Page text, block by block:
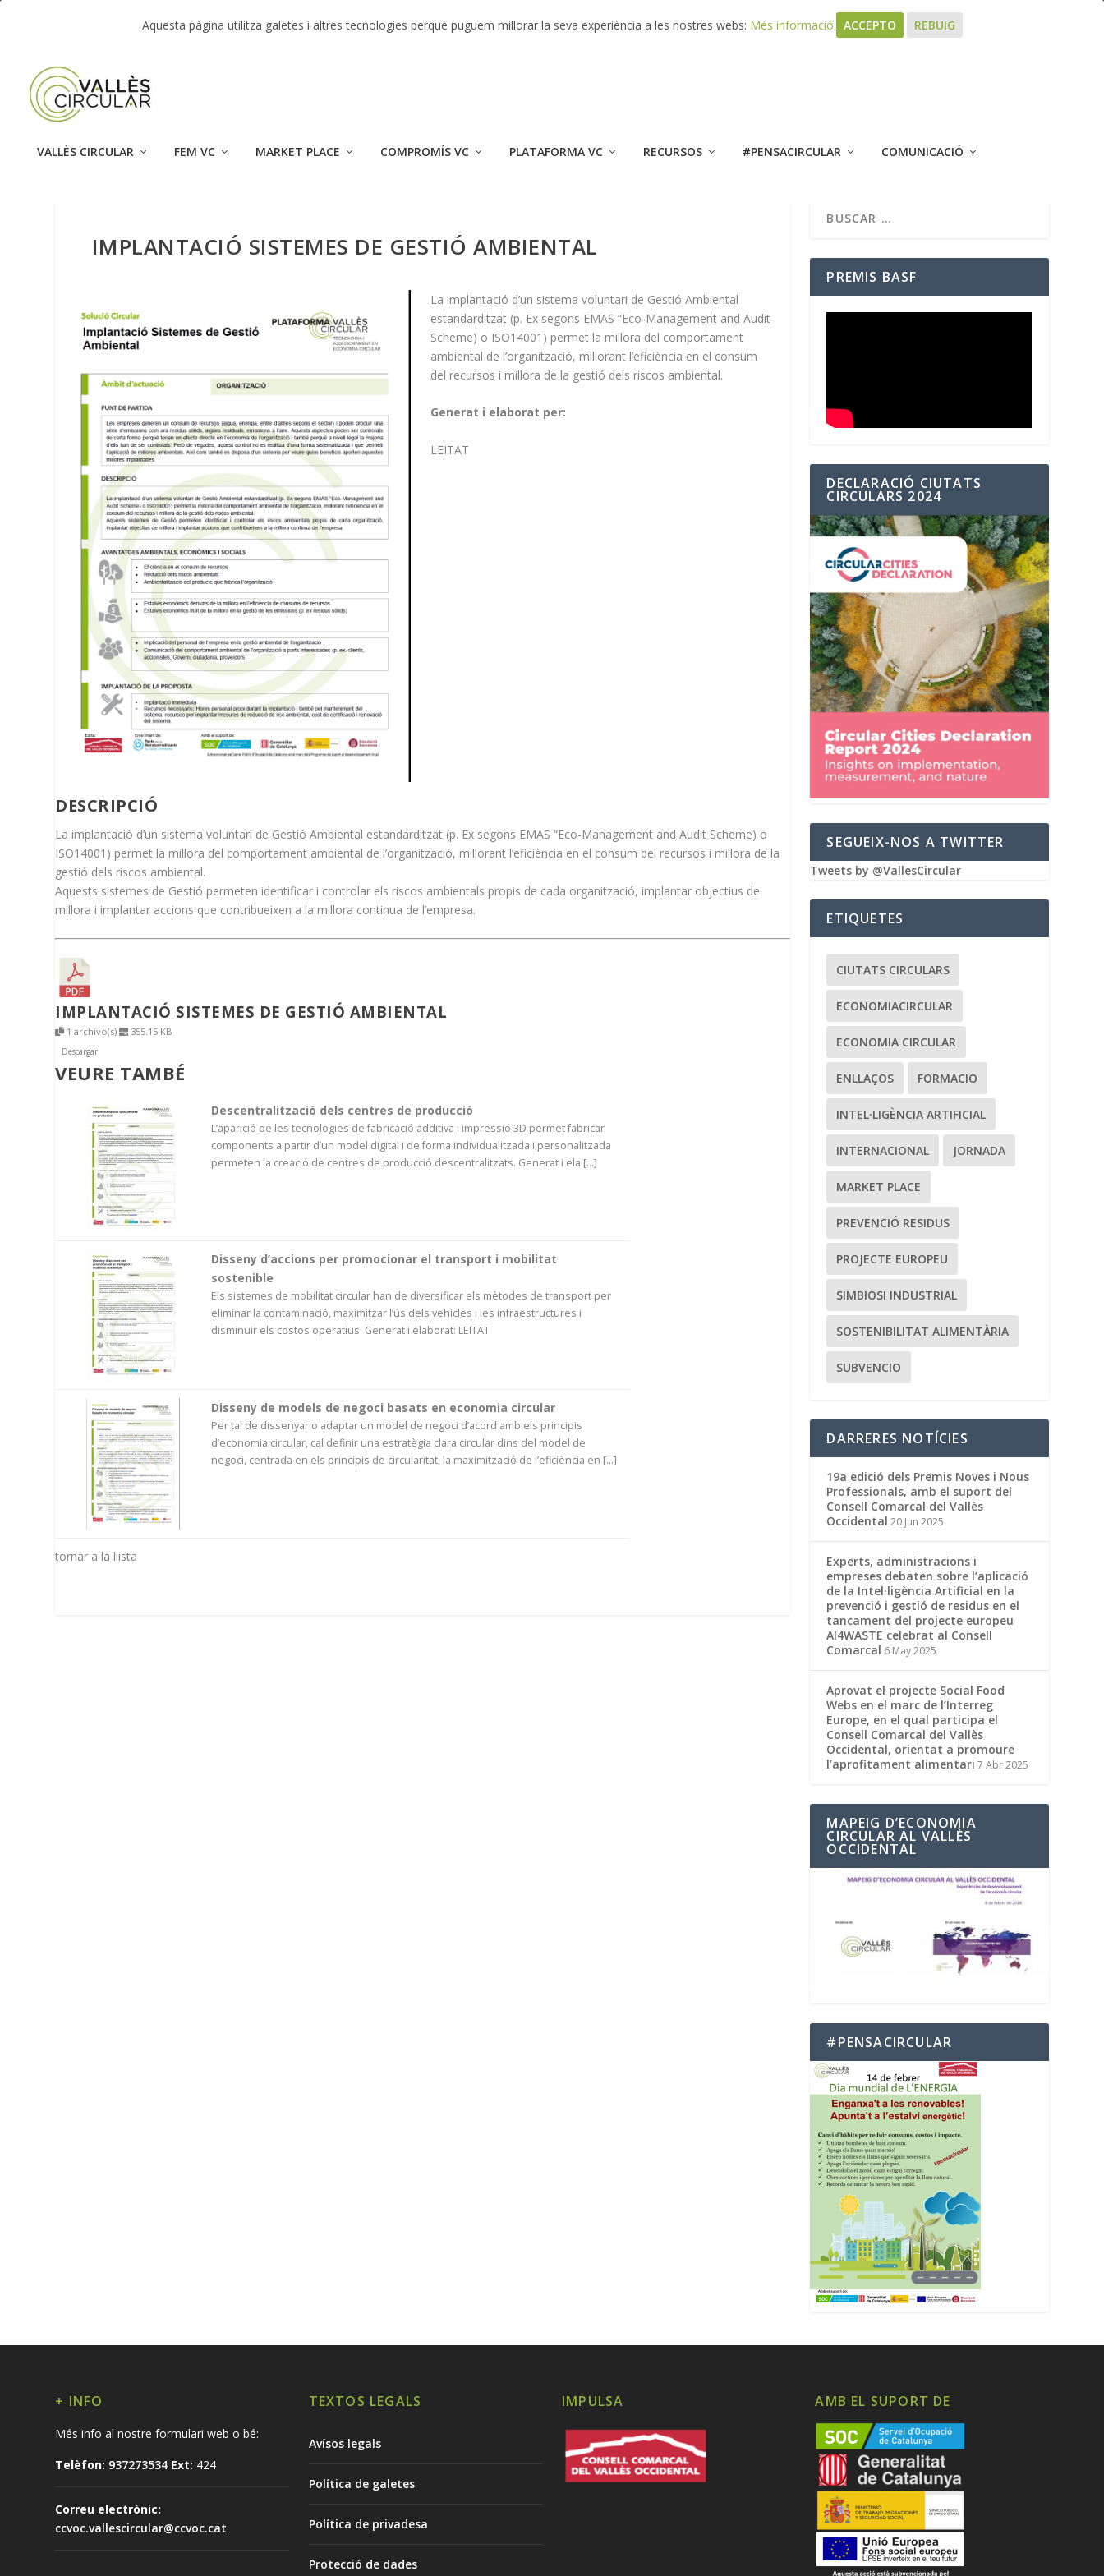
TENDENCIAS: Market Place – Jornada Vallès Circular 2017
VALLÈS CIRCULAR FEM VC MARKET PLACE COMPROMÍS VC PLATAFORMA VC RECURSOS #PENSACIRCULAR COMUNICACIÓ
IMPLANTACIÓ SISTEMES DE GESTIÓ AMBIENTAL
La implantació d’un sistema voluntari de Gestió Ambiental
estandarditzat (p. Ex segons EMAS “Eco-Management and Audit
Scheme) o ISO14001) permet la millora del comportament
ambiental de l’organització, millorant l’eficiència en el consum
del recursos i millora de la gestió dels riscos ambiental.
Generat i elaborat per:
LEITAT
DESCRIPCIÓ
La implantació d’un sistema voluntari de Gestió Ambiental estandarditzat (p. Ex segons EMAS “Eco-Management and Audit Scheme) o
ISO14001) permet la millora del comportament ambiental de l’organització, millorant l’eficiència en el consum del recursos i millora de la
gestió dels riscos ambiental.
Aquests sistemes de Gestió permeten identificar i controlar els riscos ambientals propis de cada organització, implantar objectius de
millora i implantar accions que contribueixen a la millora continua de l’empresa.
IMPLANTACIÓ SISTEMES DE GESTIÓ AMBIENTAL
1 archivo(s) 355.15 KB
Descargar
VEURE TAMBÉ
Descentralització dels centres de producció
L’aparició de les tecnologies de fabricació additiva i impressió 3D permet fabricar
components a partir d’un model digital i de forma individualitzada i personalitzada
permeten la creació de centres de producció descentralitzats. Generat i ela [...]
Disseny d’accions per promocionar el transport i mobilitat
sostenible
Els sistemes de mobilitat circular han de diversificar els mètodes de transport per
eliminar la contaminació, maximitzar l’ús dels vehicles i les infraestructures i
disminuir els costos operatius. Generat i elaborat: LEITAT
Disseny de models de negoci basats en economia circular
Per tal de dissenyar o adaptar un model de negoci d’acord amb els principis
d’economia circular, cal definir una estratègia clara circular dins del model de
negoci, centrada en els principis de circularitat, la maximització de l’eficiència en [...]
tornar a la llista
PREMIS BASF
DECLARACIÓ CIUTATS
CIRCULARS 2024
SEGUEIX-NOS A TWITTER
Tweets by @VallesCircular
ETIQUETES
CIUTATS CIRCULARS
ECONOMIACIRCULAR
ECONOMIA CIRCULAR
ENLLAÇOS FORMACIO
INTEL·LIGÈNCIA ARTIFICIAL
INTERNACIONAL JORNADA
MARKET PLACE
PREVENCIÓ RESIDUS
PROJECTE EUROPEU
SIMBIOSI INDUSTRIAL
SOSTENIBILITAT ALIMENTÀRIA
SUBVENCIO
DARRERES NOTÍCIES
19a edició dels Premis Noves i Nous
Professionals, amb el suport del
Consell Comarcal del Vallès
Occidental 20 Jun 2025
Experts, administracions i
empreses debaten sobre l’aplicació
de la Intel·ligència Artificial en la
prevenció i gestió de residus en el
tancament del projecte europeu
AI4WASTE celebrat al Consell
Comarcal 6 May 2025
Aprovat el projecte Social Food
Webs en el marc de l’Interreg
Europe, en el qual participa el
Consell Comarcal del Vallès
Occidental, orientat a promoure
l’aprofitament alimentari 7 Abr 2025
MAPEIG D’ECONOMIA
CIRCULAR AL VALLÈS
OCCIDENTAL
#PENSACIRCULAR
+ INFO
Més info al nostre formulari web o bé:
Telèfon: 937273534 Ext: 424
Correu electrònic:
ccvoc.vallescircular@ccvoc.cat
TEXTOS LEGALS
Avísos legals
Política de galetes
Política de privadesa
Protecció de dades
IMPULSA AMB EL SUPORT DE
Aquesta pàgina utilitza galetes i altres tecnologies perquè puguem millorar la seva experiència a les nostres webs: Més informació. ACCEPTO REBUIG